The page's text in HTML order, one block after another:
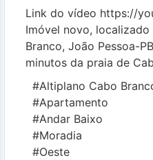
Link do vídeo https://
Imóvel novo,
Branco, João Pessoa-
minutos da praia de
#Altiplano Cabo
#Apartamento
#Andar Baixo
#Moradia
#Oeste